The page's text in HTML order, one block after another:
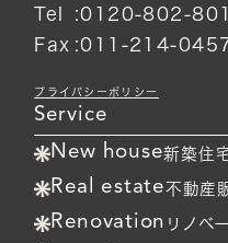
Tel
0120-802-801
Fax 011-214-
プライバシーポリシー
Service
New house新築住
Real estate不動産
Renovation リノベ